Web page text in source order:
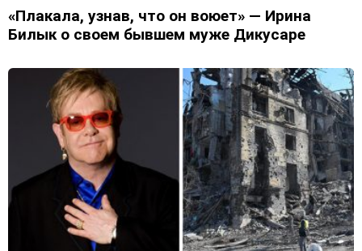
«Плакала, узнав, что он воюет» — Ирина
Билык о своем бывшем муже Дикусаре